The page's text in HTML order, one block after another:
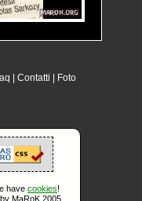
Contatti
Foto
have cookies!
MaRoK 2005